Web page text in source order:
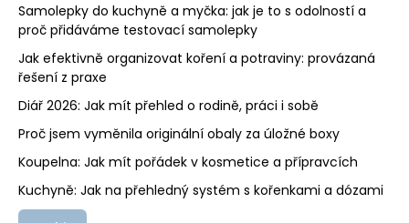
Samolepky do kuchyně a myčka: jak je to s odolností a
proč přidáváme testovací samolepky
Jak efektivně organizovat koření a potraviny: provázaná
řešení z praxe
Diář 2026: Jak mít přehled o rodině, práci i sobě
Proč jsem vyměnila originální obaly za úložné boxy
Koupelna: Jak mít pořádek v kosmetice a přípravcích
Kuchyně: Jak na přehledný systém s kořenkami a dózami